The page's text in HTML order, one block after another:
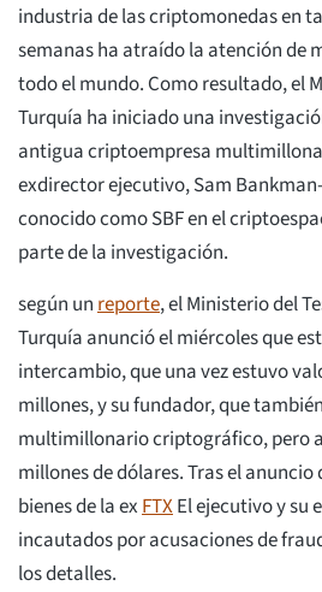
industria de las criptomonedas en
semanas ha atraído la atención de
todo el mundo. Como resultado, el
Turquía ha iniciado una
antigua criptoempresa
exdirector ejecutivo, Sam
conocido como SBF en el
parte de la investigación.
según unreporte, el Ministerio del
Turquía anunció el miércoles que
intercambio, que una vez estuvo
millones, y su fundador, que
multimillonario criptográfico, pero
millones de dólares. Tras el
bienes de la exFTXEl ejecutivo y su
incautados por acusaciones de
los detalles.